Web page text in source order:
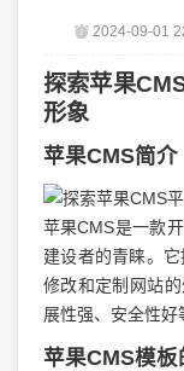
2024-09-01
探索苹果
形象
苹果CMS简介
苹果CMS是一款
建设者的青睐。
修改和定制网站
展性强、安全性好
苹果CMS模板